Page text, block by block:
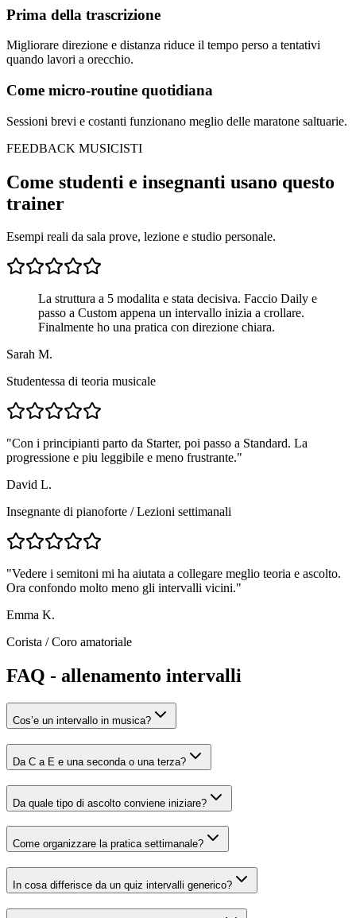
Prima della trascrizione
Migliorare direzione e distanza riduce il tempo perso a tentativi
quando lavori a orecchio.
Come micro-routine quotidiana
Sessioni brevi e costanti funzionano meglio delle maratone saltuarie.
FEEDBACK MUSICISTI
Come studenti e insegnanti usano questo
trainer
Esempi reali da sala prove, lezione e studio personale.
La struttura a 5 modalita e stata decisiva. Faccio Daily e
passo a Custom appena un intervallo inizia a crollare.
Finalmente ho una pratica con direzione chiara.
Sarah M.
Studentessa di teoria musicale
"Con i principianti parto da Starter, poi passo a Standard. La
progressione e piu leggibile e meno frustrante."
David L.
Insegnante di pianoforte /Lezioni settimanali
"Vedere i semitoni mi ha aiutata a collegare meglio teoria e ascolto.
Ora confondo molto meno gli intervalli vicini."
Emma K.
Corista /Coro amatoriale
FAQ - allenamento intervalli
Cos’e un intervallo in musica?
Da C a E e una seconda o una terza?
Da quale tipo di ascolto conviene iniziare?
Come organizzare la pratica settimanale?
In cosa differisce da un quiz intervalli generico?